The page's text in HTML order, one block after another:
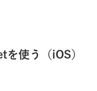
使う（iOS）